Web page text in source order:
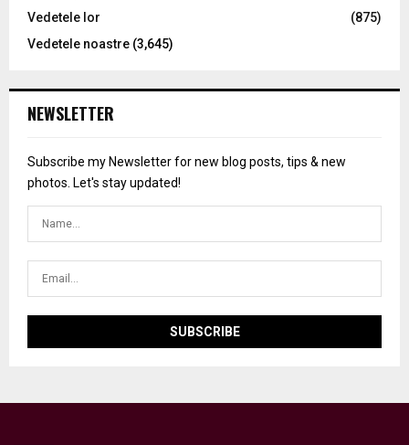
Vedetele lor
(875)
Vedetele noastre (3,645)
NEWSLETTER
Subscribe my Newsletter for new blog posts, tips & new
photos. Let's stay updated!